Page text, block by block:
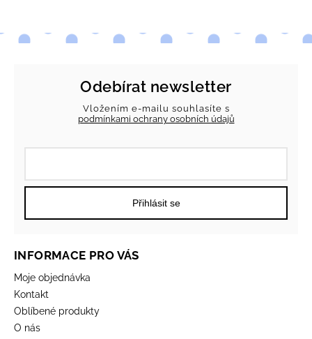
Odebírat newsletter
Vložením e-mailu souhlasíte s
podmínkami ochrany osobních údajů
Přihlásit se
INFORMACE PRO VÁS
Moje objednávka
Kontakt
Oblíbené produkty
O nás